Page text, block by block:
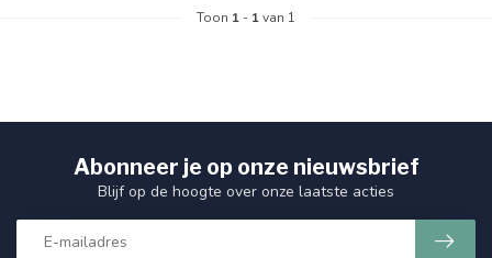
Toon 1 - 1van 1
Abonneer je op onze nieuwsbrief
Blijf op de hoogte over onze laatste acties